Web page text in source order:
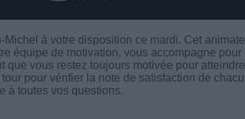
Michel à votre disposition ce mardi. Cet
équipe de motivation, vous accompagne pour
que vous restez toujours motivée pour
pour vérifier la note de satisfaction de
à toutes vos questions.